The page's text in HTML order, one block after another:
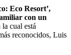
Eco Resort’,
con un
la cual está
reconocidos, Luis